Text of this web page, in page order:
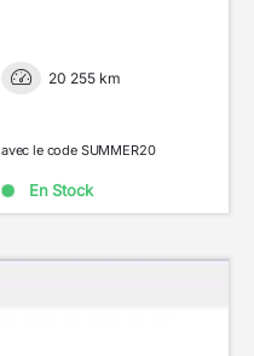
20 255 km
avec le code SUMMER20
En Stock